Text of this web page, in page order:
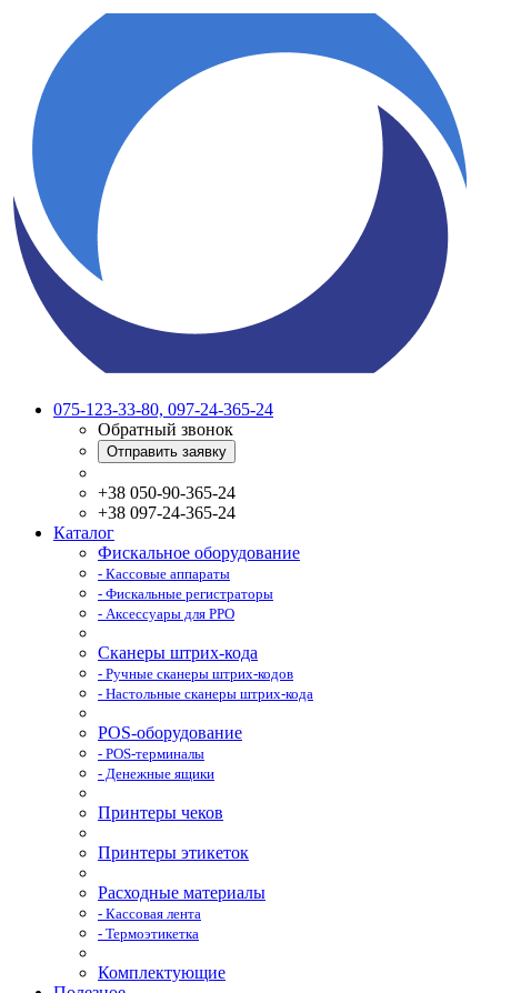
075-123-33-80, 097-24-365-24
Обратный звонок
Отправить заявку
+38 050-90-365-24
+38 097-24-365-24
Каталог
Фискальное оборудование
- Кассовые аппараты
- Фискальные регистраторы
- Аксессуары для РРО
Сканеры штрих-кода
- Ручные сканеры штрих-кодов
- Настольные сканеры штрих-кода
POS-оборудование
- POS-терминалы
- Денежные ящики
Принтеры чеков
Принтеры этикеток
Расходные материалы
- Кассовая лента
- Термоэтикетка
Комплектующие